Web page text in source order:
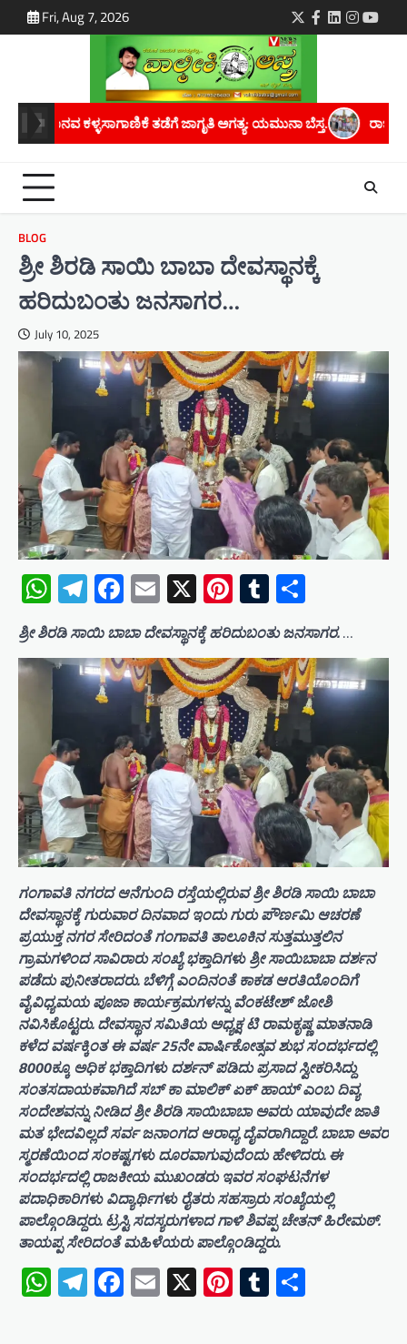
to
Fri, Aug 7, 2026 Twitter
Facebook
LinkedIn
ಅಗತ್ಯ: ಯಮುನಾ ಬೆಸ್ತ. ರಾಜ್ಯದಲ್ಲಿ ಬರಗಾಲದ ಛಾಯೆ ಆವರಿಸಿದೆ;
BLOG
ಶ್ರೀ ಶಿರಡಿ ಸಾಯಿ ಬಾಬಾ ದೇವಸ್ಥಾನಕ್ಕೆ
ಹರಿದುಬಂತು ಜನಸಾಗರ…
July 10, 2025
WhatsApp
Telegram
Facebook
Email
X Pinterest
Tumblr
ಶ್ರೀ ಶಿರಡಿ ಸಾಯಿ ಬಾಬಾ ದೇವಸ್ಥಾನಕ್ಕೆ ಹರಿದುಬಂತು ಜನಸಾಗರ.…
ಗಂಗಾವತಿ ನಗರದ ಆನೆಗುಂದಿ ರಸ್ತೆಯಲ್ಲಿರುವ ಶ್ರೀ ಶಿರಡಿ ಸಾಯಿ ಬಾಬಾ
ದೇವಸ್ಥಾನಕ್ಕೆ ಗುರುವಾರ ದಿನವಾದ ಇಂದು ಗುರು ಪೌರ್ಣಮಿ ಆಚರಣೆ
ಪ್ರಯುಕ್ತ ನಗರ ಸೇರಿದಂತೆ ಗಂಗಾವತಿ ತಾಲೂಕಿನ ಸುತ್ತಮುತ್ತಲಿನ
ಗ್ರಾಮಗಳಿಂದ ಸಾವಿರಾರು ಸಂಖ್ಯೆ ಭಕ್ತಾದಿಗಳು ಶ್ರೀ ಸಾಯಿಬಾಬಾ ದರ್ಶನ
ಪಡೆದು ಪುನೀತರಾದರು. ಬೆಳಿಗ್ಗೆ ಎಂದಿನಂತೆ ಕಾಕಡ ಆರತಿಯೊಂದಿಗೆ
ವೈವಿಧ್ಯಮಯ ಪೂಜಾ ಕಾರ್ಯಕ್ರಮಗಳನ್ನು ವೆಂಕಟೇಶ್ ಜೋಶಿ
ನವಿಸಿಕೊಟ್ಟರು. ದೇವಸ್ಥಾನ ಸಮಿತಿಯ ಅಧ್ಯಕ್ಷ ಟಿ ರಾಮಕೃಷ್ಣ ಮಾತನಾಡಿ
ಕಳೆದ ವರ್ಷಕ್ಕಿಂತ ಈ ವರ್ಷ 25ನೇ ವಾರ್ಷಿಕೋತ್ಸವ ಶುಭ ಸಂದರ್ಭದಲ್ಲಿ
8000ಕ್ಕೂ ಅಧಿಕ ಭಕ್ತಾದಿಗಳು ದರ್ಶನ್ ಪಡಿದು ಪ್ರಸಾದ ಸ್ವೀಕರಿಸಿದ್ದು
ಸಂತಸದಾಯಕವಾಗಿದೆ ಸಬ್ ಕಾ ಮಾಲಿಕ್ ಏಕ್ ಹಾಯ್ ಎಂಬ ದಿವ್ಯ
ಸಂದೇಶವನ್ನು ನೀಡಿದ ಶ್ರೀ ಶಿರಡಿ ಸಾಯಿಬಾಬಾ ಅವರು ಯಾವುದೇ ಜಾತಿ
ಮತ ಭೇದವಿಲ್ಲದೆ ಸರ್ವ ಜನಾಂಗದ ಆರಾಧ್ಯ ದೈವರಾಗಿದ್ದಾರೆ. ಬಾಬಾ ಅವರ
ಸ್ಮರಣೆಯಿಂದ ಸಂಕಷ್ಟಗಳು ದೂರವಾಗುವುದೆಂದು ಹೇಳಿದರು. ಈ
ಸಂದರ್ಭದಲ್ಲಿ ರಾಜಕೀಯ ಮುಖಂಡರು ಇವರ ಸಂಘಟನೆಗಳ
ಪದಾಧಿಕಾರಿಗಳು ವಿದ್ಯಾರ್ಥಿಗಳು ರೈತರು ಸಹಸ್ರಾರು ಸಂಖ್ಯೆಯಲ್ಲಿ
ಪಾಲ್ಗೊಂಡಿದ್ದರು. ಟ್ರಸ್ಟಿ ಸದಸ್ಯರುಗಳಾದ ಗಾಳಿ ಶಿವಪ್ಪ ಚೇತನ್ ಹಿರೇಮಠ್.
ತಾಯಪ್ಪ ಸೇರಿದಂತೆ ಮಹಿಳೆಯರು ಪಾಲ್ಗೊಂಡಿದ್ದರು.
WhatsApp
Telegram
Facebook
Email
X Pinterest
Tumblr